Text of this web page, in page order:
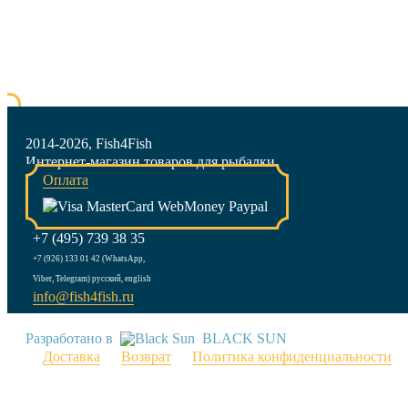
2014-2026, Fish4Fish
Интернет-магазин товаров для рыбалки
Оплата
+7 (495) 739 38 35
+7 (926) 133 01 42 (WhatsApp,
Viber, Telegram) русский, english
info@fish4fish.ru
Разработано в
BLACK SUN
Доставка
Возврат Политика конфиденциальности